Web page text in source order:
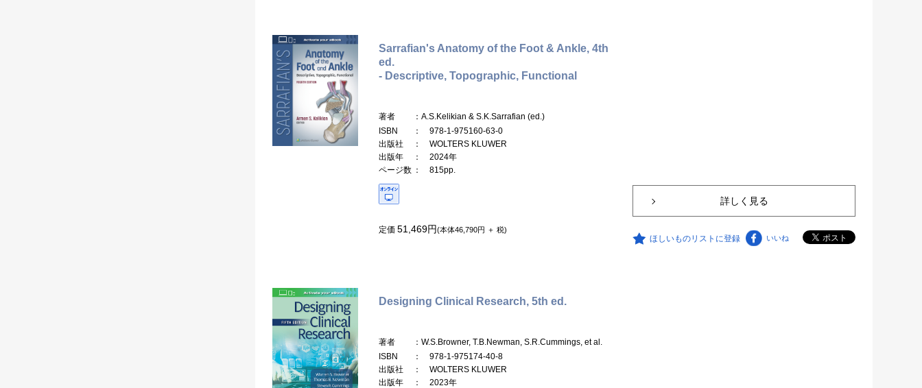
Sarrafian's Anatomy of the Foot & Ankle, 4th
ed.
- Descriptive, Topographic, Functional
著者
：A.S.Kelikian & S.K.Sarrafian (ed.)
ISBN
： 978-1-975160-63-0
出版社
： WOLTERS KLUWER
出版年
： 2024年
ページ数 ： 815pp.
定価 51,469円(本体46,790円 ＋ 税)
詳しく見る
ほしいものリストに登録 いいね
Designing Clinical Research, 5th ed.
著者
：W.S.Browner, T.B.Newman, S.R.Cummings, et al.
ISBN
： 978-1-975174-40-8
出版社
： WOLTERS KLUWER
出版年
： 2023年